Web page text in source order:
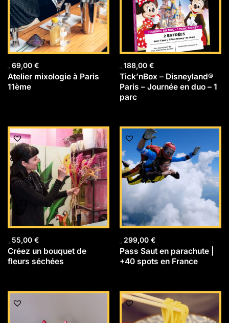
69,00 €
Atelier mixologie à Paris
11ème
188,00 €
Tick’nBox – Disneyland®
Paris – Journée en duo – 1
parc
55,00 €
Créez un bouquet de
fleurs séchées
299,00 €
Pass Saut en parachute |
+40 spots en France